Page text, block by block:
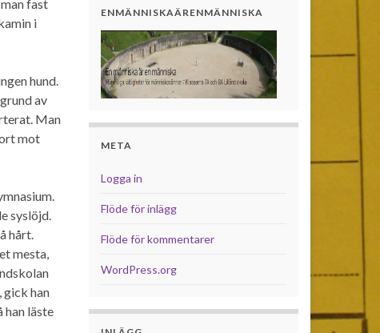
fast
i
hund.
av
Man
mot
syslöjd.
hårt.
mesta,
gick han
han läste
ENMÄNNISKAÄRENMÄNNISKA
META
Logga in
Flöde för inlägg
Flöde för kommentarer
WordPress.org